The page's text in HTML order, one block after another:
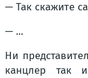
— Так скажите
— ...
Ни
канцлер так